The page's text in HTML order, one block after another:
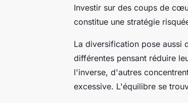
Investir sur des coups de
constitue une stratégie
La diversification pose aussi
différentes pensant réduire
l'inverse, d'autres
excessive. L'équilibre se